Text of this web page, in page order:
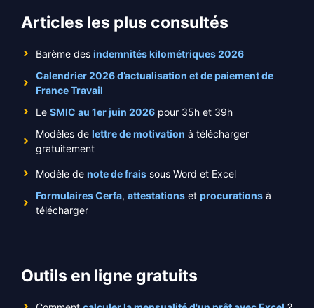
Articles les plus consultés
Barème des indemnités kilométriques 2026
Calendrier 2026 d’actualisation et de paiement de
France Travail
Le SMIC au 1er juin 2026 pour 35h et 39h
Modèles de lettre de motivation à télécharger
gratuitement
Modèle de note de frais sous Word et Excel
Formulaires Cerfa, attestations et procurations à
télécharger
Outils en ligne gratuits